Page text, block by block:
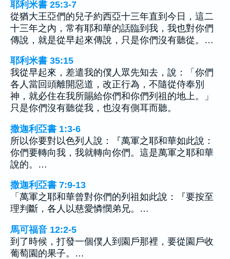
耶利米書 25:3-7
從猶大王亞們的兒子約西亞十三年直到今日，這二
十三年之內，常有耶和華的話臨到我，我也對你們
傳說，就是從早起來傳說，只是你們沒有聽從。…
耶利米書 35:15
我從早起來，差遣我的僕人眾先知去，說：「你們
各人當回頭離開惡道，改正行為，不隨從侍奉別
神，就必住在我所賜給你們和你們列祖的地上。」
只是你們沒有聽從我，也沒有側耳而聽。
撒迦利亞書 1:3-6
所以你要對以色列人說：『萬軍之耶和華如此說：
你們要轉向我，我就轉向你們。這是萬軍之耶和華
說的。…
撒迦利亞書 7:9-13
「萬軍之耶和華曾對你們的列祖如此說：『要按至
理判斷，各人以慈愛憐憫弟兄。…
馬可福音 12:2-5
到了時候，打發一個僕人到園戶那裡，要從園戶收
葡萄園的果子。…